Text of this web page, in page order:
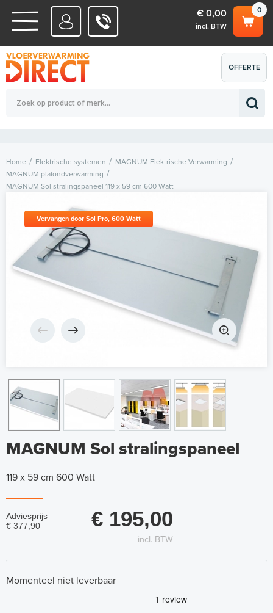
WATERSYSTEMEN
ELEKTRISCHE SYSTEMEN
0
€ 0,00
incl. BTW
Totaalbedrag (incl. BTW) € 0,00
OFFERTE
AANVRAGEN
Home Elektrische systemen
MAGNUM Elektrische Verwarming
MAGNUM plafondverwarming
MAGNUM Sol stralingspaneel 119 x 59 cm 600 Watt
Vervangen door Sol Pro, 600 Watt
MAGNUM Sol stralingspaneel
119 x 59 cm 600 Watt
Adviesprijs
€ 377,90
€ 195,00
incl. BTW
Momenteel niet leverbaar